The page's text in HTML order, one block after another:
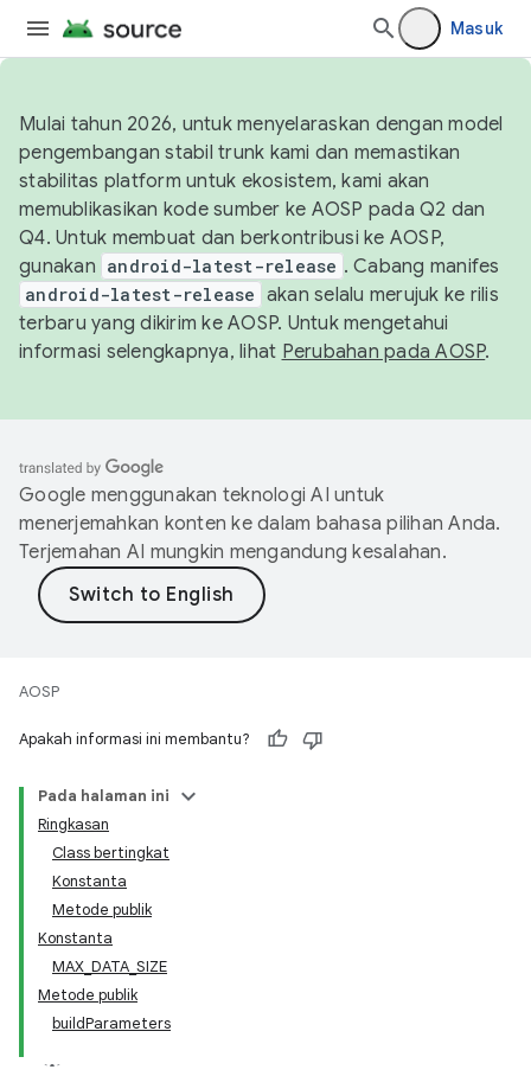
Masuk
Mulai tahun 2026, untuk menyelaraskan dengan model
pengembangan stabil trunk kami dan memastikan
stabilitas platform untuk ekosistem, kami akan
memublikasikan kode sumber ke AOSP pada Q2 dan
Q4. Untuk membuat dan berkontribusi ke AOSP,
gunakan android-latest-release . Cabang manifes
android-latest-release akan selalu merujuk ke rilis
terbaru yang dikirim ke AOSP. Untuk mengetahui
informasi selengkapnya, lihat Perubahan pada AOSP.
Google menggunakan teknologi AI untuk
menerjemahkan konten ke dalam bahasa pilihan Anda.
Terjemahan AI mungkin mengandung kesalahan.
AOSP
Apakah informasi ini membantu?
Pada halaman ini
Ringkasan
Class bertingkat
Konstanta
Metode publik
Konstanta
MAX_DATA_SIZE
Metode publik
buildParameters